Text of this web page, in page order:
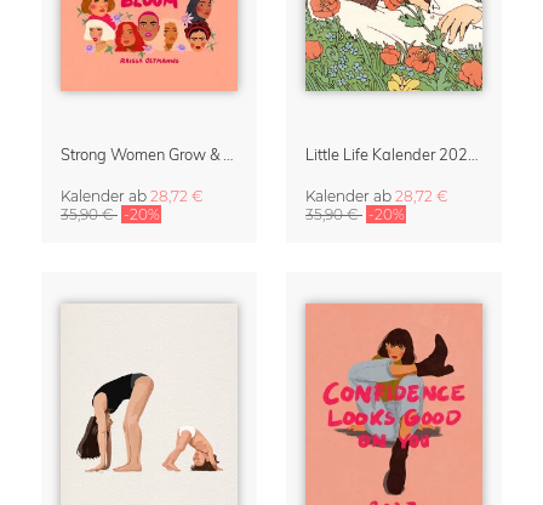
Strong Women Grow & Bloom Kalender 2027
Kalender ab 28,72 €
35,90 € -20%
Little Life Kalender 2027 von Simone Goder
Kalender ab 28,72 €
35,90 € -20%